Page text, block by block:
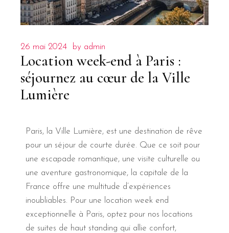
26 mai 2024 by admin
Location week-end à Paris :
séjournez au cœur de la Ville
Lumière
Paris, la Ville Lumière, est une destination de rêve
pour un séjour de courte durée. Que ce soit pour
une escapade romantique, une visite culturelle ou
une aventure gastronomique, la capitale de la
France offre une multitude d’expériences
inoubliables. Pour une location week end
exceptionnelle à Paris, optez pour nos locations
de suites de haut standing qui allie confort,